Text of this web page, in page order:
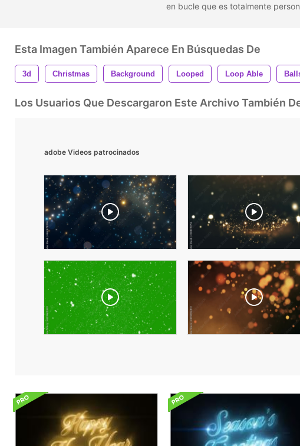
en bucle que es totalmente
Esta Imagen También Aparece En Búsquedas De
3d Christmas Background Looped Loop Able
Los Usuarios Que Descargaron Este Archivo También
adobe Videos patrocinados